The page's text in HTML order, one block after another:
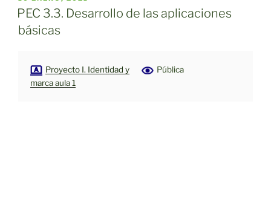
EL
PEC 3.3. Desarrollo de las aplicaciones
básicas
Proyecto I. Identidad y
marca aula 1
Pública